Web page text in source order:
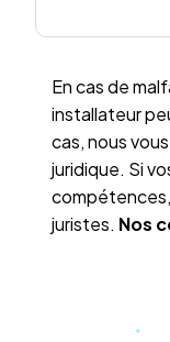
En cas de
installateur
cas, nous
juridique. Si
compétences,
juristes. Nos